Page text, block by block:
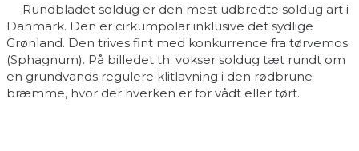
Rundbladet soldug er den mest udbredte soldug art i
Danmark. Den er cirkumpolar inklusive det sydlige
Grønland. Den trives fint med konkurrence fra tørvemos
(Sphagnum). På billedet th. vokser soldug tæt rundt om
en grundvands regulere klitlavning i den rødbrune
bræmme, hvor der hverken er for vådt eller tørt.